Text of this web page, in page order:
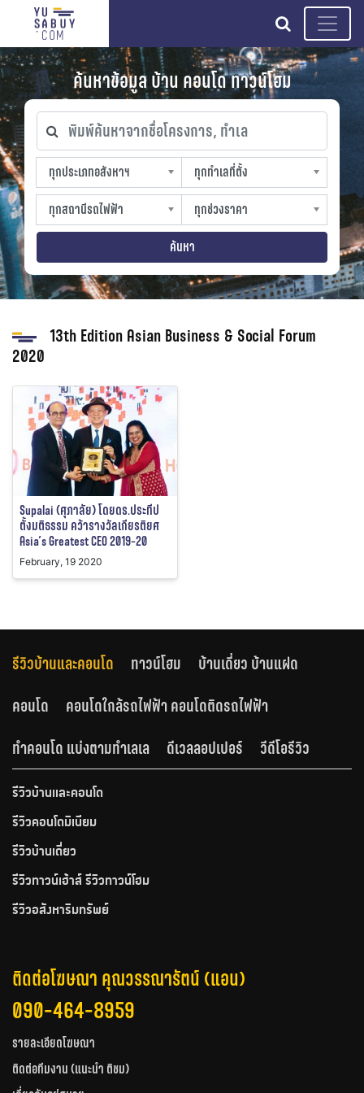
search
ค้นหาข้อมูล บ้าน คอนโด ทาวน์โฮม
พิมพ์ค้นหาจากชื่อโครงการ, ทำเล
ทุกประเภทอสังหาฯ
ทุกประเภทอสังหาฯ
sproperty
ทุกทำเลที่ตั้ง
ทุกทำเลที่ตั้ง
slocation
ทุกสถานีรถไฟฟ้า
ทุกสถานีรถไฟฟ้า
strain-station
ทุกช่วงราคา
ทุกช่วงราคา
sprice
ค้นหา
13th Edition Asian Business & Social Forum
2020
Supalai (ศุภาลัย) โดยดร.ประทีป
ตั้งมติธรรม คว้ารางวัลเกียรติยศ
Asia’s Greatest CEO 2019-20
February, 19 2020
รีวิวบ้านและคอนโด ทาวน์โฮม
บ้านเดี่ยว บ้านแฝด
คอนโด
คอนโดใกล้รถไฟฟ้า คอนโดติดรถไฟฟ้า
ทำคอนโด แบ่งตามทำเลเล
ดีเวลลอปเปอร์ วีดีโอรีวิว
รีวิวบ้านและคอนโด
รีวิวคอนโดมิเนียม
รีวิวบ้านเดี่ยว
รีวิวทาวน์เฮ้าส์ รีวิวทาวน์โฮม
รีวิวอสังหาริมทรัพย์
ติดต่อโฆษณา คุณวรรณารัตน์ (แอน)
090-464-8959
รายละเอียดโฆษณา
ติดต่อทีมงาน (แนะนำ ติชม)